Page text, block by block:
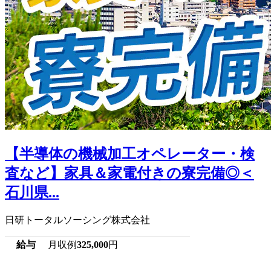
【半導体の機械加工オペレーター・検
査など】家具＆家電付きの寮完備◎＜
石川県...
日研トータルソーシング株式会社
給与 月収例325,000円